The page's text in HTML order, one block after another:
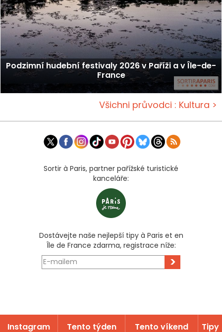
Podzimní hudební festivaly 2026 v Paříži a v Île-de-
France
Všichni průvodci : Kultura >
Sortir à Paris, partner pařížské turistické
kanceláře:
Dostávejte naše nejlepší tipy à Paris et en
Île de France zdarma, registrace níže:
>
Instagram Tento týden Tento víkend Tipy